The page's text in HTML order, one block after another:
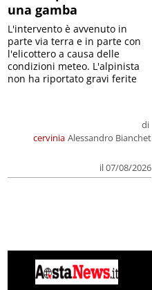
una gamba
cervinia
di
Alessandro Bianchet
il 07/08/2026
L'intervento è avvenuto in
parte via terra e in parte con
l'elicottero a causa delle
condizioni meteo. L'alpinista
non ha riportato gravi ferite